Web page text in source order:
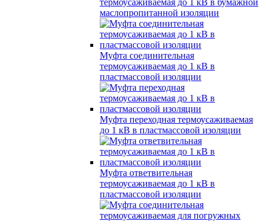
термоусаживаемая до 1 кВ в бумажной
маслопропитанной изоляции
Муфта соединительная
термоусаживаемая до 1 кВ в
пластмассовой изоляции
Муфта переходная термоусаживаемая
до 1 кВ в пластмассовой изоляции
Муфта ответвительная
термоусаживаемая до 1 кВ в
пластмассовой изоляции